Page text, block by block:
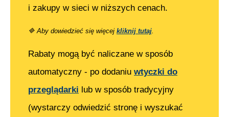
i zakupy w sieci w niższych cenach.
🔷 Aby dowiedzieć się więcej kliknij tutaj
Rabaty mogą być naliczane w sposób
automatyczny - po dodaniu wtyczki do
przeglądarki lub w sposób tradycyjny
(wystarczy odwiedzić stronę i wyszukać